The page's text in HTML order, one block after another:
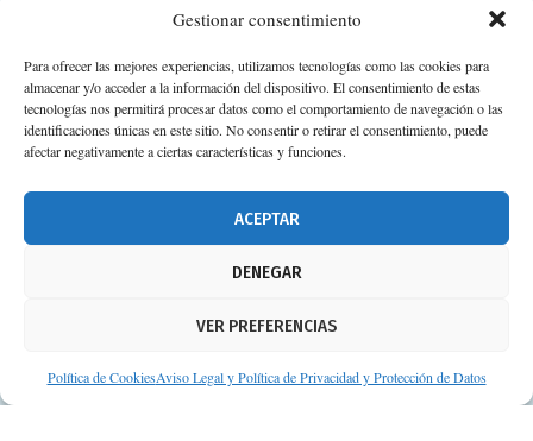
Gestionar consentimiento
Para ofrecer las mejores experiencias, utilizamos tecnologías como las cookies para
almacenar y/o acceder a la información del dispositivo. El consentimiento de estas
tecnologías nos permitirá procesar datos como el comportamiento de navegación o las
identificaciones únicas en este sitio. No consentir o retirar el consentimiento, puede
afectar negativamente a ciertas características y funciones.
ACEPTAR
DENEGAR
VER PREFERENCIAS
Política de CookiesAviso Legal y Política de Privacidad y Protección de Datos